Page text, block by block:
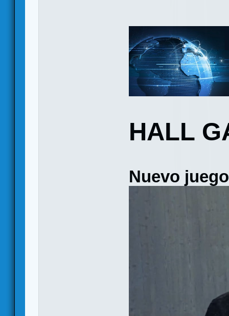
HALL
Nuevo